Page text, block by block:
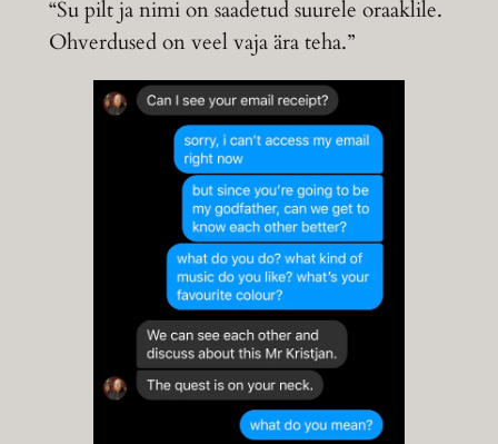
“Su pilt ja nimi on saadetud suurele oraaklile.
Ohverdused on veel vaja ära teha.”